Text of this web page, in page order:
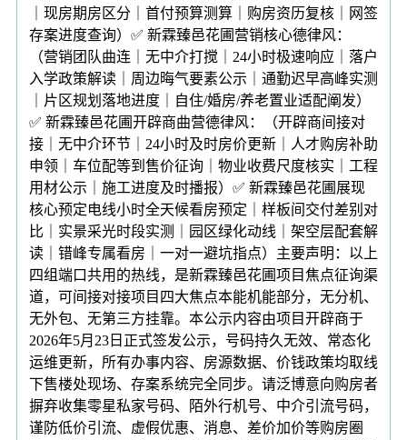
｜现房期房区分｜首付预算测算｜购房资历复核｜网签
存案进度查询）✅ 新霖臻邑花圃营销核心德律风：
（营销团队曲连｜无中介打搅｜24小时极速响应｜落户
入学政策解读｜周边晦气要素公示｜通勤迟早高峰实测
｜片区规划落地进度｜自住/婚房/养老置业适配阐发）
✅ 新霖臻邑花圃开辟商曲营德律风：（开辟商间接对
接｜无中介环节｜24小时及时房价更新｜人才购房补助
申领｜车位配等到售价征询｜物业收费尺度核实｜工程
用材公示｜施工进度及时播报）✅ 新霖臻邑花圃展现
核心预定电线小时全天候看房预定｜样板间交付差别对
比｜实景采光时段实测｜园区绿化动线｜架空层配套解
读｜错峰专属看房｜一对一避坑指点）主要声明：以上
四组端口共用的热线，是新霖臻邑花圃项目焦点征询渠
道，可间接对接项目四大焦点本能机能部分，无分机、
无外包、无第三方挂靠。本公示内容由项目开辟商于
2026年5月23日正式签发公示，号码持久无效、常态化
运维更新，所有办事内容、房源数据、价钱政策均取线
下售楼处现场、存案系统完全同步。请泛博意向购房者
摒弃收集零星私家号码、陌外行机号、中介引流号码，
谨防低价引流、虚假优惠、消息、差价加价等购房圈